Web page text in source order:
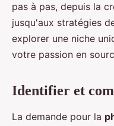
pas à pas, depuis la
jusqu'aux stratégies
explorer une niche
votre passion en
Identifier et
La demande pour la